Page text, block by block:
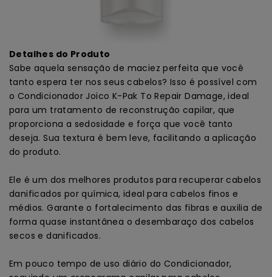
Detalhes do Produto
Sabe aquela sensação de maciez perfeita que você
tanto espera ter nos seus cabelos? Isso é possível com
o Condicionador Joico K-Pak To Repair Damage, ideal
para um tratamento de reconstrução capilar, que
proporciona a sedosidade e força que você tanto
deseja. Sua textura é bem leve, facilitando a aplicação
do produto.
Ele é um dos melhores produtos para recuperar cabelos
danificados por química, ideal para cabelos finos e
médios. Garante o fortalecimento das fibras e auxilia de
forma quase instantânea o desembaraço dos cabelos
secos e danificados.
Em pouco tempo de uso diário do Condicionador,